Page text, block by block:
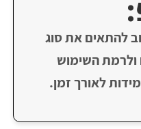
להתאים את סוג
השימוש
לאורך זמן.